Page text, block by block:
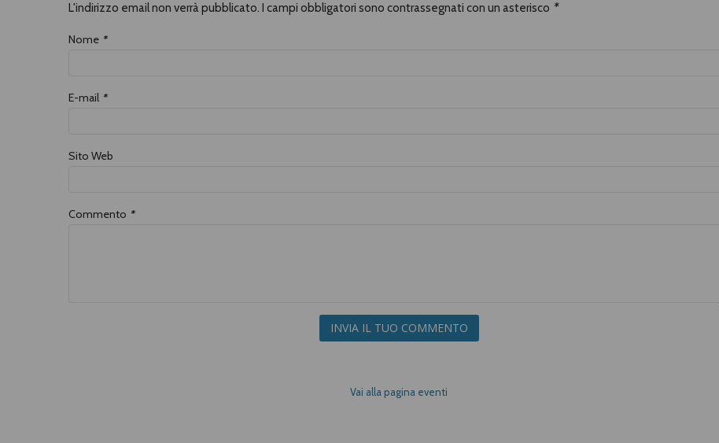
L'indirizzo email non verrà pubblicato. I campi obbligatori sono contrassegnati con un asterisco *
Nome *
E-mail *
Sito Web
Commento *
INVIA IL TUO COMMENTO
Vai alla pagina eventi